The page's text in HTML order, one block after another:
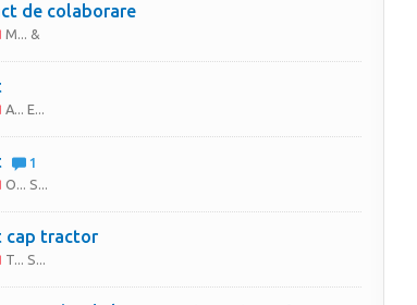
de colaborare
M... &
A... E...
1
O... S...
cap tractor
T... S...